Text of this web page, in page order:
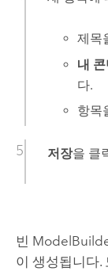
제목
내
다.
항목
저장을 클
빈
이 생성됩니다.